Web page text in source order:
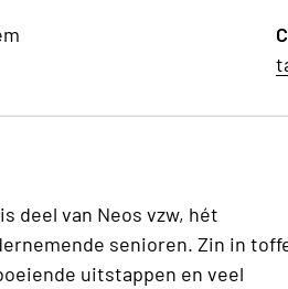
deel van Neos vzw, hét
senioren. Zin in
uitstappen en veel